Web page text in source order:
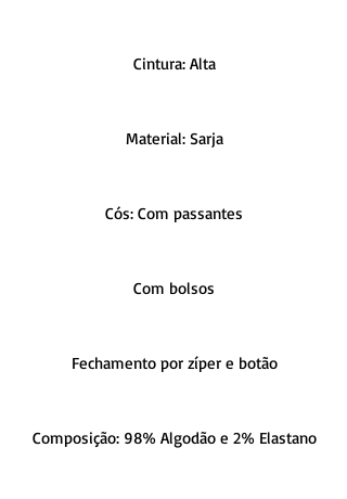
Cintura: Alta
Material: Sarja
Cós: Com passantes
Com bolsos
Fechamento por zíper e botão
Composição: 98% Algodão e 2% Elastano